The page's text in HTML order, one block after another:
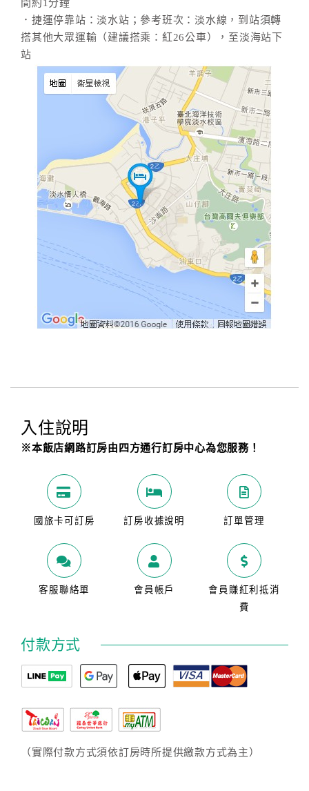
間約1分鐘
．捷運停靠站：淡水站；參考班次：淡水線，到站須轉
搭其他大眾運輸（建議搭乘：紅26公車），至淡海站下
站
入住說明
※本飯店網路訂房由四方通行訂房中心為您服務！
國旅卡可訂房 訂房收據說明 訂單管理
客服聯絡單 會員帳戶
會員賺紅利抵消
費
付款方式
（實際付款方式須依訂房時所提供繳款方式為主）